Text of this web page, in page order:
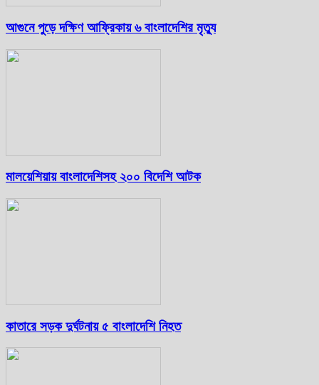
আগুনে পুড়ে দক্ষিণ আফ্রিকায় ৬ বাংলাদেশির মৃত্যু
মালয়েশিয়ায় বাংলাদেশিসহ ২০০ বিদেশি আটক
কাতারে সড়ক দুর্ঘটনায় ৫ বাংলাদেশি নিহত